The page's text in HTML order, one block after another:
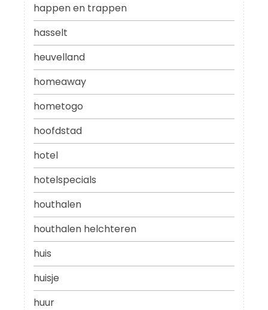
happen en trappen
hasselt
heuvelland
homeaway
hometogo
hoofdstad
hotel
hotelspecials
houthalen
houthalen helchteren
huis
huisje
huur